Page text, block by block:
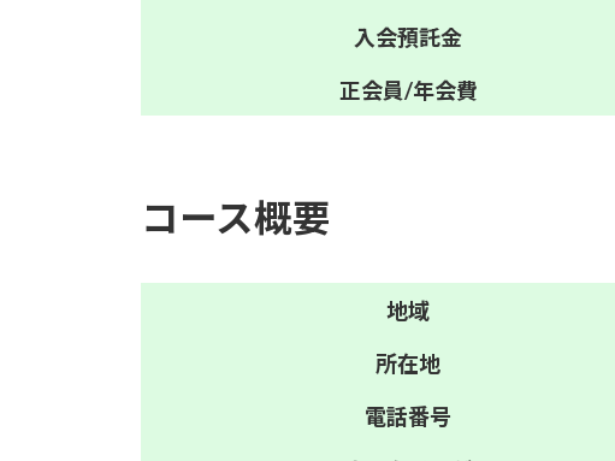
入会預託金
正会員/年会費
コース概要
地域
所在地
電話番号